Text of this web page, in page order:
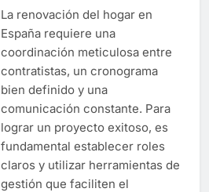
La renovación del hogar en
España requiere una
coordinación meticulosa entre
contratistas, un cronograma
bien definido y una
comunicación constante. Para
lograr un proyecto exitoso, es
fundamental establecer roles
claros y utilizar herramientas de
gestión que faciliten el